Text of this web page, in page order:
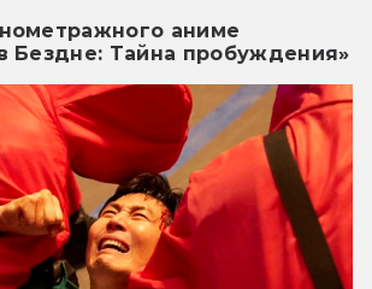
аниме
Бездне: Тайна пробуждения»